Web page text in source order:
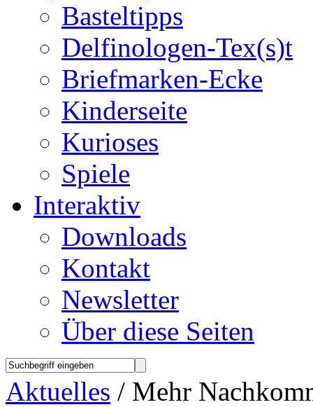
Basteltipps
Delfinologen-Tex(s)t
Briefmarken-Ecke
Kinderseite
Kurioses
Spiele
Interaktiv
Downloads
Kontakt
Newsletter
Über diese Seiten
Aktuelles / Mehr